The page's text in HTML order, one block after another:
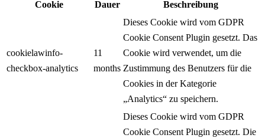
Cookie
Dauer Beschreibung
cookielawinfo-
checkbox-analytics
11
months
Dieses Cookie wird vom GDPR
Cookie Consent Plugin gesetzt. Das
Cookie wird verwendet, um die
Zustimmung des Benutzers für die
Cookies in der Kategorie
„Analytics“ zu speichern.
Dieses Cookie wird vom GDPR
Cookie Consent Plugin gesetzt. Die